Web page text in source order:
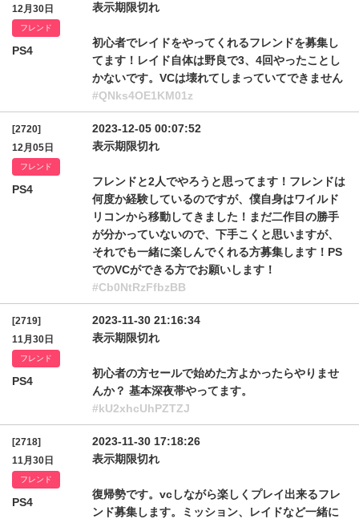
12月30日
フレンド
PS4
表示期限切れ
初心者でレイドをやってくれるフレンドを募集し
てます！レイド自体は野良で3、4回やったことし
かないです。VCは壊れてしまっていてできません
#QNks4OE1KM01z
[2720]
12月05日
フレンド
PS4
2023-12-05 00:07:52
表示期限切れ
フレンドと2人でやろうと思ってます！フレンドは
何度か経験しているのですが、僕自身はワイルド
リコンから移動してきました！まだ二作目の勝手
が分かっていないので、下手こくと思いますが、
それでも一緒に楽しんでくれる方募集します！PS
でのVCができる方でお願いします！
#Cb0NtRzFfbzBB
[2719]
11月30日
フレンド
PS4
2023-11-30 21:16:34
表示期限切れ
初心者の方セールで始めた方よかったらやりませ
んか？ 基本深夜帯やってます。
#kU2xhcUhPZTZJ
[2718]
11月30日
フレンド
PS4
2023-11-30 17:18:26
表示期限切れ
復帰勢です。vcしながら楽しくプレイ出来るフレ
ンド募集します。ミッション、レイドなど一緒に